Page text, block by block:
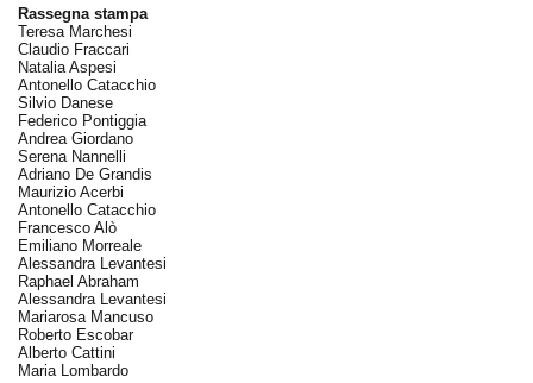
Rassegna stampa
Teresa Marchesi
Claudio Fraccari
Natalia Aspesi
Antonello Catacchio
Silvio Danese
Federico Pontiggia
Andrea Giordano
Serena Nannelli
Adriano De Grandis
Maurizio Acerbi
Antonello Catacchio
Francesco Alò
Emiliano Morreale
Alessandra Levantesi
Raphael Abraham
Alessandra Levantesi
Mariarosa Mancuso
Roberto Escobar
Alberto Cattini
Maria Lombardo